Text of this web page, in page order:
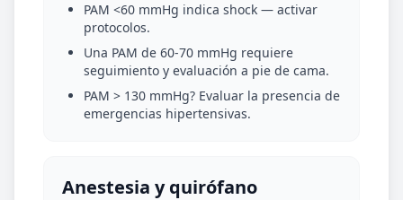
PAM <60 mmHg indica shock — activar
protocolos.
Una PAM de 60-70 mmHg requiere
seguimiento y evaluación a pie de cama.
PAM > 130 mmHg? Evaluar la presencia de
emergencias hipertensivas.
Anestesia y quirófano